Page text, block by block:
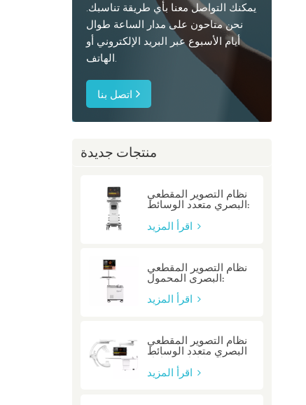
يمكنك التواصل معنا بأي طريقة تناسبك.
نحن متاحون على مدار الساعة طوال
أيام الأسبوع عبر البريد الإلكتروني أو
اتصل بنا
منتجات جديدة
نظام التصوير المقطعي
البصري متعدد الوسائط:
P80/P80-E
نظام التصوير المقطعي
البصري المحمول:
Mobile/Mobile-E
نظام التصوير المقطعي
البصري متعدد الوسائط
المتكامل: متكامل